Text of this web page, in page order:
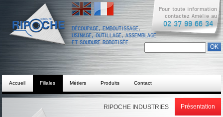
Pour toute information
contactez Amélie au
02 37 99 66 34
DÉCOUPAGE, EMBOUTISSAGE,
USINAGE, OUTILLAGE, ASSEMBLAGE
ET SOUDURE ROBOTISÉE.
Formulaire de
recherche
Chercher dans ce site
English Français
Accueil Filiales Métiers Produits Contact
Présentation
RIPOCHE INDUSTRIES